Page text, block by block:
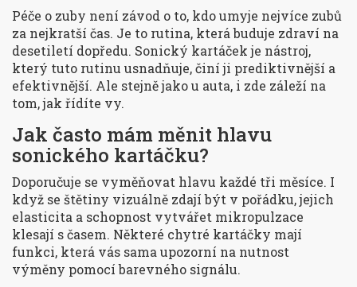
Péče o zuby není závod o to, kdo umyje nejvíce zubů
za nejkratší čas. Je to rutina, která buduje zdraví na
desetiletí dopředu. Sonický kartáček je nástroj,
který tuto rutinu usnadňuje, činí ji prediktivnější a
efektivnější. Ale stejně jako u auta, i zde záleží na
tom, jak řídíte vy.
Jak často mám měnit hlavu
sonického kartáčku?
Doporučuje se vyměňovat hlavu každé tři měsíce. I
když se štětiny vizuálně zdají být v pořádku, jejich
elasticita a schopnost vytvářet mikropulzace
klesají s časem. Některé chytré kartáčky mají
funkci, která vás sama upozorní na nutnost
výměny pomocí barevného signálu.